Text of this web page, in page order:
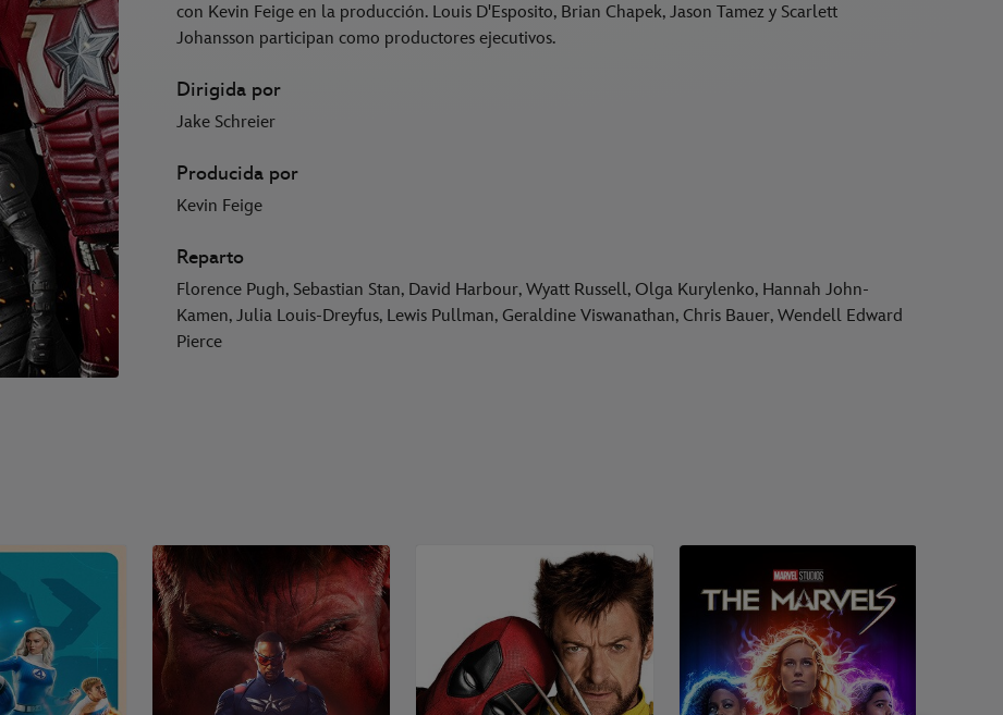
con Kevin Feige en la producción. Louis D'Esposito, Brian Chapek, Jason Tamez y Scarlett
Johansson participan como productores ejecutivos.
Dirigida por
Jake Schreier
Producida por
Kevin Feige
Reparto
Florence Pugh, Sebastian Stan, David Harbour, Wyatt Russell, Olga Kurylenko, Hannah John-
Kamen, Julia Louis-Dreyfus, Lewis Pullman, Geraldine Viswanathan, Chris Bauer, Wendell Edward
Pierce